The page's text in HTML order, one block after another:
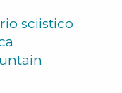
sciistico